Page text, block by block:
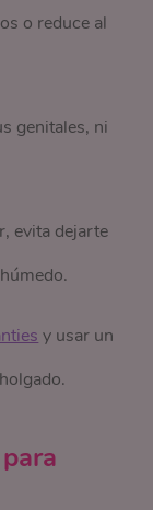
o reduce al
genitales, ni
evita dejarte
y usar un